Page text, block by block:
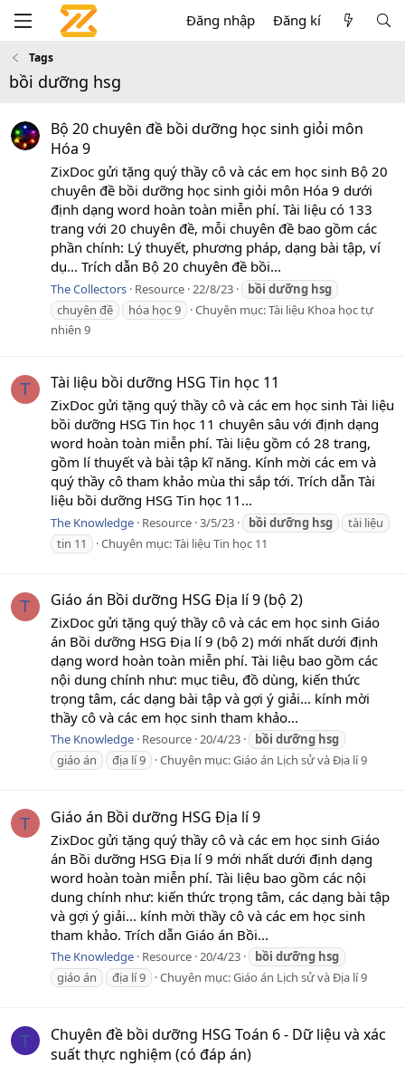
Đăng nhập Đăng kí
Tags
bồi dưỡng hsg
Bộ 20 chuyên đề bồi dưỡng học sinh giỏi môn
Hóa 9
ZixDoc gửi tặng quý thầy cô và các em học sinh Bộ 20
chuyên đề bồi dưỡng học sinh giỏi môn Hóa 9 dưới
định dạng word hoàn toàn miễn phí. Tài liệu có 133
trang với 20 chuyên đề, mỗi chuyên đề bao gồm các
phần chính: Lý thuyết, phương pháp, dạng bài tập, ví
dụ... Trích dẫn Bộ 20 chuyên đề bồi...
The Collectors Resource 22/8/23 bồi dưỡng hsg
chuyên đề
hóa học 9 Chuyên mục:Tài liệu Khoa học tự
nhiên 9
T Tài liệu bồi dưỡng HSG Tin học 11
ZixDoc gửi tặng quý thầy cô và các em học sinh Tài liệu
bồi dưỡng HSG Tin học 11 chuyên sâu với định dạng
word hoàn toàn miễn phí. Tài liệu gồm có 28 trang,
gồm lí thuyết và bài tập kĩ năng. Kính mời các em và
quý thầy cô tham khảo mùa thi sắp tới. Trích dẫn Tài
liệu bồi dưỡng HSG Tin học 11...
The Knowledge Resource 3/5/23 bồi dưỡng hsg
tài liệu
tin 11
Chuyên mục:Tài liệu Tin học 11
T Giáo án Bồi dưỡng HSG Địa lí 9 (bộ 2)
ZixDoc gửi tặng quý thầy cô và các em học sinh Giáo
án Bồi dưỡng HSG Địa lí 9 (bộ 2) mới nhất dưới định
dạng word hoàn toàn miễn phí. Tài liệu bao gồm các
nội dung chính như: mục tiêu, đồ dùng, kiến thức
trọng tâm, các dạng bài tập và gợi ý giải... kính mời
thầy cô và các em học sinh tham khảo...
The Knowledge Resource 20/4/23 bồi dưỡng hsg
giáo án
địa lí 9 Chuyên mục:Giáo án Lịch sử và Địa lí 9
T Giáo án Bồi dưỡng HSG Địa lí 9
ZixDoc gửi tặng quý thầy cô và các em học sinh Giáo
án Bồi dưỡng HSG Địa lí 9 mới nhất dưới định dạng
word hoàn toàn miễn phí. Tài liệu bao gồm các nội
dung chính như: kiến thức trọng tâm, các dạng bài tập
và gợi ý giải... kính mời thầy cô và các em học sinh
tham khảo. Trích dẫn Giáo án Bồi...
The Knowledge Resource 20/4/23 bồi dưỡng hsg
giáo án
địa lí 9 Chuyên mục:Giáo án Lịch sử và Địa lí 9
T
Chuyên đề bồi dưỡng HSG Toán 6 - Dữ liệu và xác
suất thực nghiệm (có đáp án)